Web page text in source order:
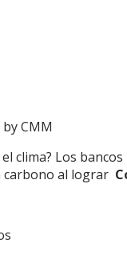
byCMM
clima? Los
carbono al lograr